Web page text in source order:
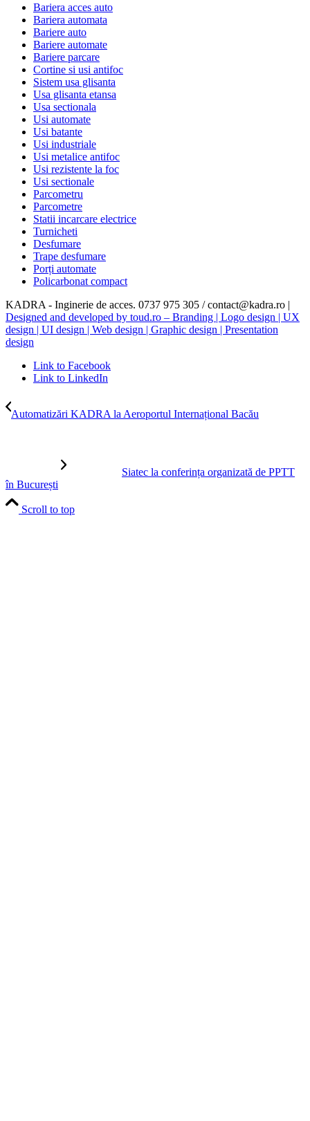
Bariera acces auto
Bariera automata
Bariere auto
Bariere automate
Bariere parcare
Cortine si usi antifoc
Sistem usa glisanta
Usa glisanta etansa
Usa sectionala
Usi automate
Usi batante
Usi industriale
Usi metalice antifoc
Usi rezistente la foc
Usi sectionale
Parcometru
Parcometre
Statii incarcare electrice
Turnicheti
Desfumare
Trape desfumare
Porți automate
Policarbonat compact
KADRA - Inginerie de acces. 0737 975 305 / contact@kadra.ro |
Designed and developed by toud.ro – Branding | Logo design | UX
design | UI design | Web design | Graphic design | Presentation
design
Link to Facebook
Link to LinkedIn
Automatizări KADRA la Aeroportul Internațional Bacău
Siatec la conferința organizată de PPTT
în București
Scroll to top